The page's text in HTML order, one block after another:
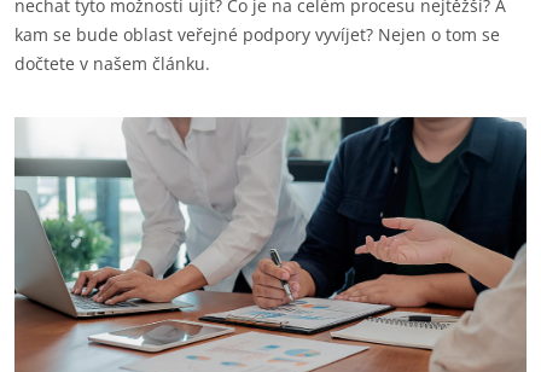
nechat tyto možnosti ujít? Co je na celém procesu nejtěžší? A
kam se bude oblast veřejné podpory vyvíjet? Nejen o tom se
dočtete v našem článku.